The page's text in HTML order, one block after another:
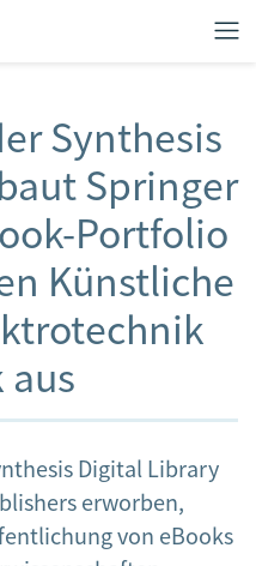
Synthesis
Springer
Portfolio
Künstliche
Digital Library
erworben,
von eBooks